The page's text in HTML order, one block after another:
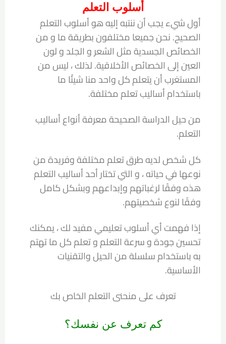
أسلوب التعلم
أول شيء يجب أن ننتبه إليه هو أسلوب التعلم
الصحيح. نحن جميعا مختلفون بطريقة ما و من
الخصائص الجسدية مثل الشعر و الجلد و لون
العين إلى الخصائص الأخلاقية. لذلك ، ليس من
المستغرب أن يتعلم كل واحد منا شيئًا ما
باستخدام أساليب تعلم مختلفة.
من حيل الدراسة الصحيحة معرفة أنواع أساليب
التعلم.
كل شخص لديه طرق تعلم مختلفة وفريدة من
نوعها في حياته ، و التي تختار أحد أساليب التعلم
هذه وفقًا لرغباتهم وإبداعهم وبشكل كامل
وفقًا لنوع شخصيتهم.
إذا فهمت أي أسلوب تعليمي مفيد لك ، يمكنك
تحسين جودة و سرعة التعلم و تعلم كل ما تهتم
به باستخدام سلسلة من الحيل والتقنيات
الأساسية.
تعرف على منحنى التعلم الخاص بك
كم تعرف عن نفسك؟